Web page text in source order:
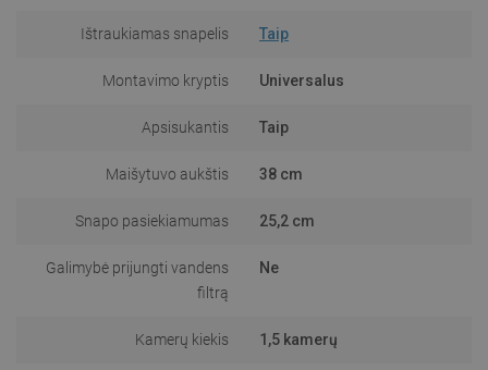
Ištraukiamas snapelis Taip
Montavimo kryptis Universalus
Apsisukantis Taip
Maišytuvo aukštis 38 cm
Snapo pasiekiamumas 25,2 cm
Galimybė prijungti vandens
filtrą
Ne
Kamerų kiekis 1,5 kamerų